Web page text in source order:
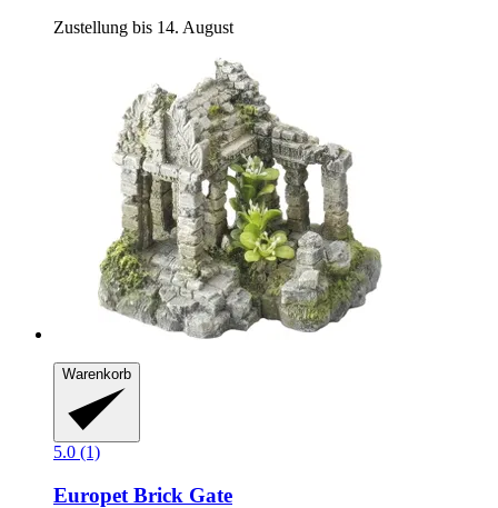
Zustellung bis 14. August
Warenkorb
5.0 (1)
Europet Brick Gate